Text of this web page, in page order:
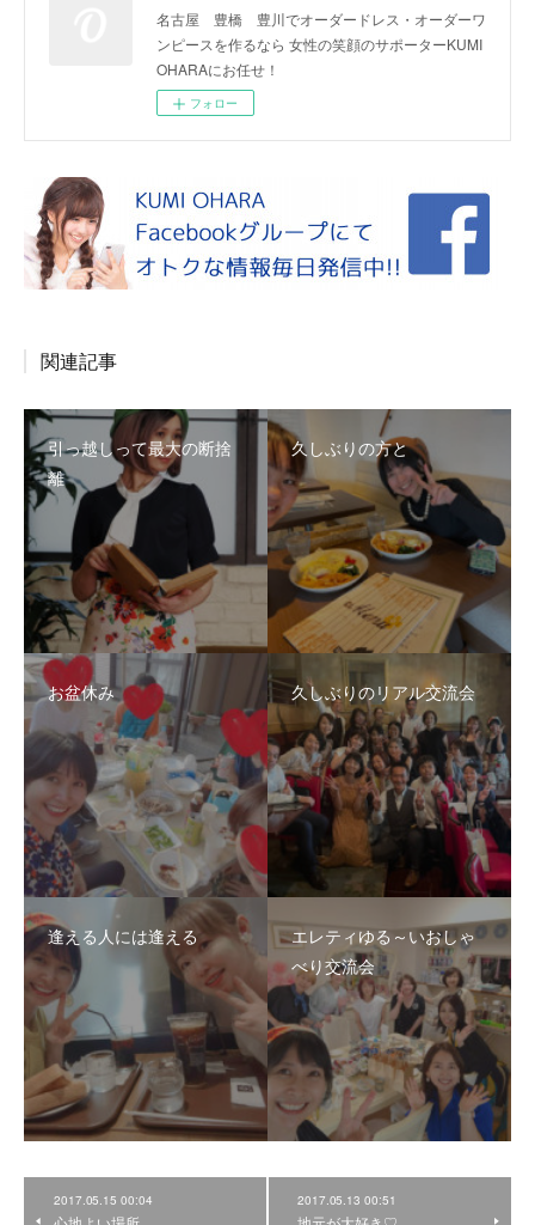
名古屋 豊橋 豊川でオーダードレス・オーダーワ
ンピースを作るなら 女性の笑顔のサポーターKUMI
OHARAにお任せ！
フォロー
関連記事
引っ越しって最大の断捨
離
久しぶりの方と
お盆休み 久しぶりのリアル交流会
逢える人には逢える
エレティゆる～いおしゃ
べり交流会
2017.05.15 00:04 2017.05.13 00:51